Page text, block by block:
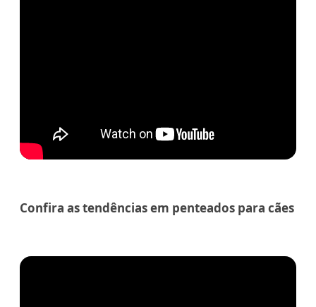
Confira as tendências em penteados para cães